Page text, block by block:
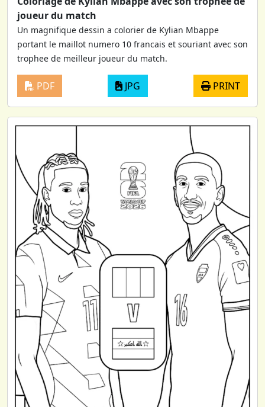
joueur du match
Un magnifique dessin a colorier de Kylian Mbappe
portant le maillot numero 10 francais et souriant avec son
trophee de meilleur joueur du match.
PDF JPG PRINT